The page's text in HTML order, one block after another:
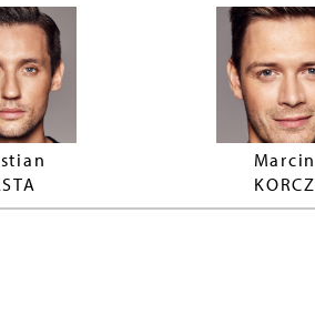
Marcin
KORCZ